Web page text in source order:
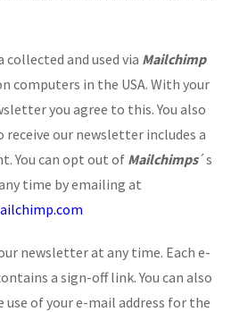
and used via Mailchimp
computers in the USA. With your
you agree to this. You also
our newsletter includes a
You can opt out of Mailchimps´s
time by emailing at
newsletter at any time. Each e-
a sign-off link. You can also
of your e-mail address for the